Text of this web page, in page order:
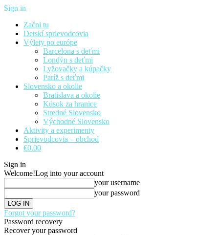
Sign in
Začni tu
Detskí sprievodcovia
Výlety po európe
Barcelona s deťmi
Londýn s deťmi
Lyžovačky a kúpačky
Paríž s deťmi
Slovensko a okolie
Bratislava a okolie
Kúsok za hranice
Stredné Slovensko
Východné Slovensko
Aktivity a experimenty
Sprievodcovia – obchod
€0.00
Sign in
Welcome!Log into your account
your username
your password
Forgot your password?
Password recovery
Recover your password